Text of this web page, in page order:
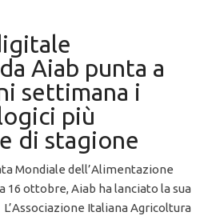
Aiab punta a
settimana i
più
di stagione
Mondiale dell’Alimentazione
16 ottobre, Aiab ha lanciato la sua
L’Associazione Italiana Agricoltura